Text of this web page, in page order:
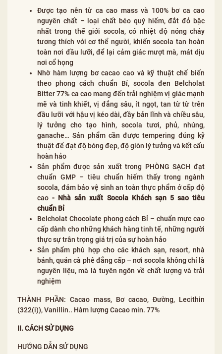
Được tạo nên từ ca cao mass và 100% bơ ca cao
nguyên chất – loại chất béo quý hiếm, đắt đỏ bậc
nhất trong thế giới socola, có nhiệt độ nóng chảy
tương thích với cơ thể người, khiến socola tan hoàn
toàn nơi đầu lưỡi, để lại cảm giác mượt mà, mát dịu
nơi cổ họng
Nhờ hàm lượng bơ cacao cao và kỹ thuật chế biến
theo phong cách chuẩn Bỉ, socola đen Belcholat
Bitter 77% ca cao mang đến trải nghiệm vị giác mạnh
mẽ và tinh khiết, vị đắng sâu, ít ngọt, tan từ từ trên
đầu lưỡi với hậu vị kéo dài, đầy bản lĩnh và chiều sâu,
lý tưởng cho tạo hình, socola tươi, phủ, nhúng,
ganache… Sản phẩm cần được tempering đúng kỹ
thuật để đạt độ bóng đẹp, độ giòn lý tưởng và kết cấu
hoàn hảo
Sản phẩm được sản xuất trong PHÒNG SẠCH đạt
chuẩn GMP – tiêu chuẩn hiếm thấy trong ngành
socola, đảm bảo vệ sinh an toàn thực phẩm ở cấp độ
cao- Nhà sản xuất Socola Khách sạn 5 sao tiêu
chuẩn Bỉ
Belcholat Chocolate phong cách Bỉ – chuẩn mực cao
cấp dành cho những khách hàng tinh tế, những người
thực sự trân trọng giá trị của sự hoàn hảo
Sản phẩm phù hợp cho các khách sạn, resort, nhà
bánh, quán cà phê đẳng cấp – nơi socola không chỉ là
nguyên liệu, mà là tuyên ngôn về chất lượng và trải
nghiệm
THÀNH PHẦN: Cacao mass, Bơ cacao, Đường, Lecithin
(322(i)), Vanillin.. Hàm lượng Cacao min. 77%
II. CÁCH SỬ DỤNG
HƯỚNG DẪN SỬ DỤNG